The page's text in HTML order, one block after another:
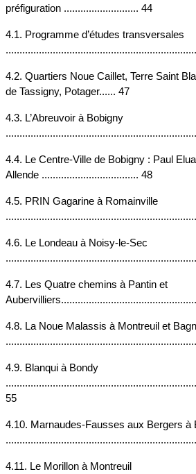
préfiguration ........................... 44
4.1. Programme d’études transversales
4.2. Quartiers Noue Caillet, Terre Saint
de Tassigny, Potager...... 47
4.3. L’Abreuvoir à Bobigny
4.4. Le Centre-Ville de Bobigny : Paul
Allende ................................... 48
4.5. PRIN Gagarine à Romainville
4.6. Le Londeau à Noisy-le-Sec
4.7. Les Quatre chemins à Pantin et
4.8. La Noue Malassis à Montreuil et
4.9. Blanqui à Bondy
55
4.10. Marnaudes-Fausses aux Bergers à
4.11. Le Morillon à Montreuil